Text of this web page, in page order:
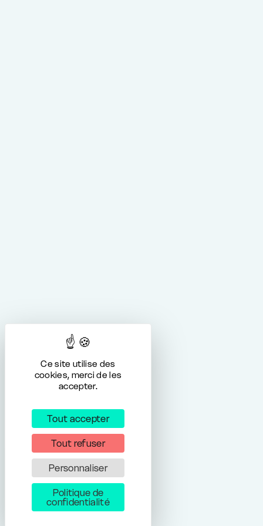
Ce site utilise des
cookies, merci de les
accepter.
Tout accepter
Tout refuser
Personnaliser
Politique de
confidentialité